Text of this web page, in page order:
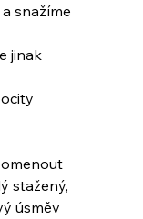
snažíme
jinak
stažený,
úsměv